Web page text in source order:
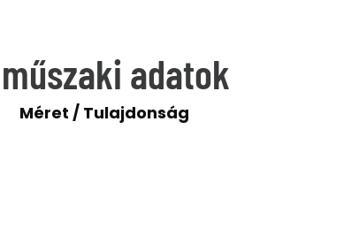
adatok
Méret / Tulajdonság